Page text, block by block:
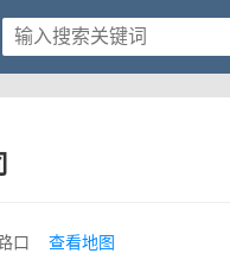
口 查看地图